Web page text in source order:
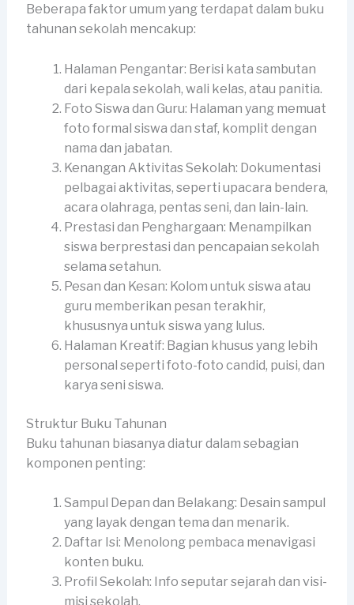
Beberapa faktor umum yang terdapat dalam buku
tahunan sekolah mencakup:
Halaman Pengantar: Berisi kata sambutan
dari kepala sekolah, wali kelas, atau panitia.
Foto Siswa dan Guru: Halaman yang memuat
foto formal siswa dan staf, komplit dengan
nama dan jabatan.
Kenangan Aktivitas Sekolah: Dokumentasi
pelbagai aktivitas, seperti upacara bendera,
acara olahraga, pentas seni, dan lain-lain.
Prestasi dan Penghargaan: Menampilkan
siswa berprestasi dan pencapaian sekolah
selama setahun.
Pesan dan Kesan: Kolom untuk siswa atau
guru memberikan pesan terakhir,
khususnya untuk siswa yang lulus.
Halaman Kreatif: Bagian khusus yang lebih
personal seperti foto-foto candid, puisi, dan
karya seni siswa.
Struktur Buku Tahunan
Buku tahunan biasanya diatur dalam sebagian
komponen penting:
Sampul Depan dan Belakang: Desain sampul
yang layak dengan tema dan menarik.
Daftar Isi: Menolong pembaca menavigasi
konten buku.
Profil Sekolah: Info seputar sejarah dan visi-
misi sekolah.